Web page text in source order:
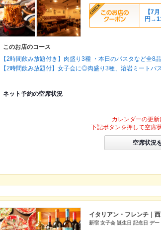
【7
円
このお店のコース
【2時間飲み放題付き】肉盛り3種 ・本日のパスタなど全8
【2時間飲み放題付】女子会に◎肉盛り3種、溶岩ミートパ
ネット予約の空席状況
カレンダーの更新
下記ボタンを押して空席
空席状況
イタリアン・フレンチ｜
新宿 女子会 誕生日 記念日 デ